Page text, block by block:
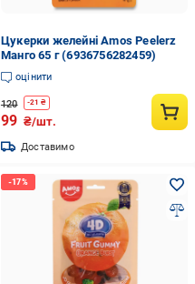
Цукерки желейні Amos Peelerz
Манго 65 г (6936756282459)
оцінити
120 -21 ₴
99 ₴/шт.
Доставимо